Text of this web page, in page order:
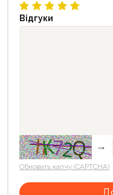
Відгуки
→
Обновить капчу (CAPTCHA)